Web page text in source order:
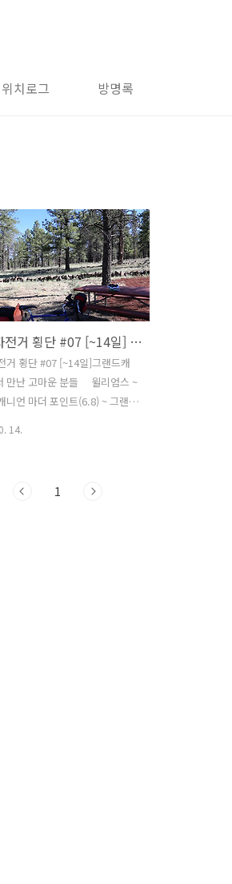
위치로그 방명록
미국 자전거 횡단 #07 [~14일] 그랜드캐니언에서 만난 고마운 분들
거 횡단 #07 [~14일]그랜드캐
만난 고마운 분들 윌리엄스 ~
니언 마더 포인트(6.8) ~ 그랜드
도는 할줄 안다고 했다. 자전거
14.
1